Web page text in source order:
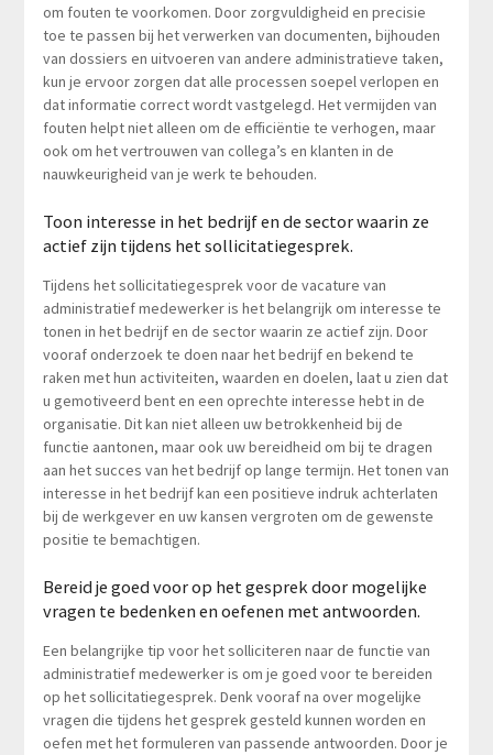
om fouten te voorkomen. Door zorgvuldigheid en precisie
toe te passen bij het verwerken van documenten, bijhouden
van dossiers en uitvoeren van andere administratieve taken,
kun je ervoor zorgen dat alle processen soepel verlopen en
dat informatie correct wordt vastgelegd. Het vermijden van
fouten helpt niet alleen om de efficiëntie te verhogen, maar
ook om het vertrouwen van collega’s en klanten in de
nauwkeurigheid van je werk te behouden.
Toon interesse in het bedrijf en de sector waarin ze
actief zijn tijdens het sollicitatiegesprek.
Tijdens het sollicitatiegesprek voor de vacature van
administratief medewerker is het belangrijk om interesse te
tonen in het bedrijf en de sector waarin ze actief zijn. Door
vooraf onderzoek te doen naar het bedrijf en bekend te
raken met hun activiteiten, waarden en doelen, laat u zien dat
u gemotiveerd bent en een oprechte interesse hebt in de
organisatie. Dit kan niet alleen uw betrokkenheid bij de
functie aantonen, maar ook uw bereidheid om bij te dragen
aan het succes van het bedrijf op lange termijn. Het tonen van
interesse in het bedrijf kan een positieve indruk achterlaten
bij de werkgever en uw kansen vergroten om de gewenste
positie te bemachtigen.
Bereid je goed voor op het gesprek door mogelijke
vragen te bedenken en oefenen met antwoorden.
Een belangrijke tip voor het solliciteren naar de functie van
administratief medewerker is om je goed voor te bereiden
op het sollicitatiegesprek. Denk vooraf na over mogelijke
vragen die tijdens het gesprek gesteld kunnen worden en
oefen met het formuleren van passende antwoorden. Door je